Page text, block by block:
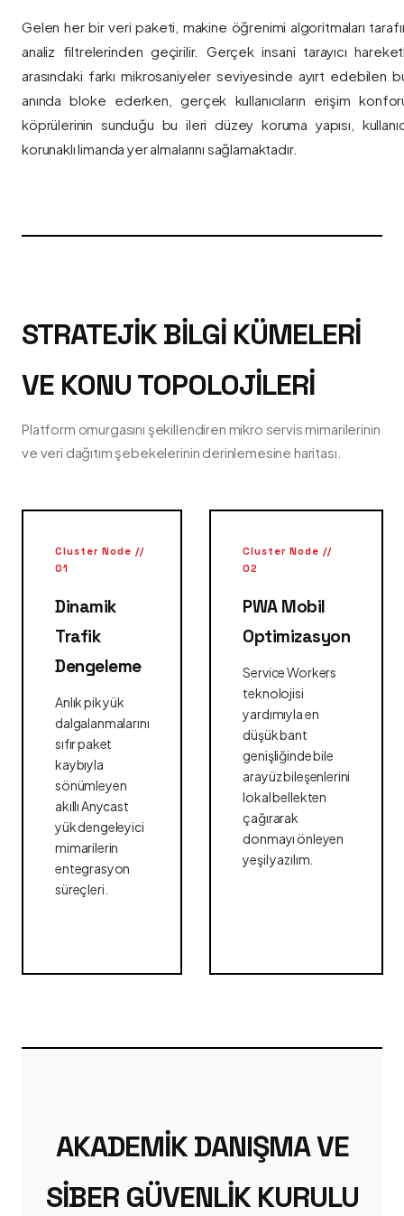
Gelen her bir veri paketi, makine öğrenimi algoritmaları
analiz filtrelerinden geçirilir. Gerçek insani tarayıcı
arasındaki farkı mikrosaniyeler seviyesinde ayırt edebilen
anında bloke ederken, gerçek kullanıcıların erişim
köprülerinin sunduğu bu ileri düzey koruma yapısı,
korunaklı limanda yer almalarını sağlamaktadır.
STRATEJIK BILGI KÜMELERI
VE KONU TOPOLOJILERI
Platform omurgasını şekillendiren mikro servis mimarilerinin
ve veri dağıtım şebekelerinin derinlemesine haritası.
Cluster Node //
01
Dinamik
Trafik
Dengeleme
Anlık pik yük
dalgalanmalarını
sıfır paket
kaybıyla
sönümleyen
akıllı Anycast
yük dengeleyici
mimarilerin
entegrasyon
süreçleri.
Cluster Node //
02
PWA Mobil
Optimizasyon
Service Workers
teknolojisi
yardımıyla en
düşük bant
genişliğinde bile
arayüz bileşenlerini
lokal bellekten
çağırarak
donmayı önleyen
yeşil yazılım.
AKADEMIK DANIŞMA VE
SIBER GÜVENLIK KURULU